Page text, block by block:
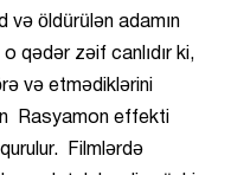
və öldürülən adamın
o qədər zəif canlıdır ki,
və etmədiklərini
Rasyamon effekti
Filmlərdə